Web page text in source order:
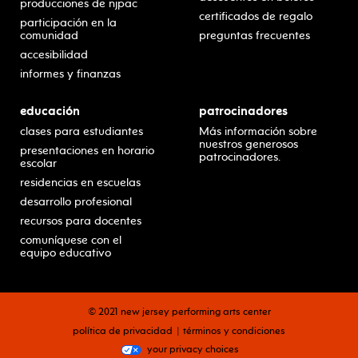
producciones de njpac
participación en la
comunidad
accesibilidad
informes y finanzas
certificados de regalo
preguntas frecuentes
educación
clases para estudiantes
presentaciones en horario
escolar
residencias en escuelas
desarrollo profesional
recursos para docentes
comuníquese con el
equipo educativo
patrocinadores
Más información sobre
nuestros generosos
patrocinadores.
© 2021 new jersey performing arts center
política de privacidad
términos y condiciones
your privacy choices